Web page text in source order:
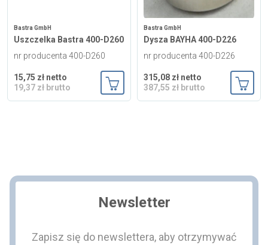
Bastra GmbH
Uszczelka Bastra 400-D260
nr producenta 400-D260
15,75 zł netto
19,37 zł brutto
Dodaj do koszyka
Bastra GmbH
Dysza BAYHA 400-D226
nr producenta 400-D226
315,08 zł netto
387,55 zł brutto
Newsletter
Zapisz się do newslettera, aby otrzymywać